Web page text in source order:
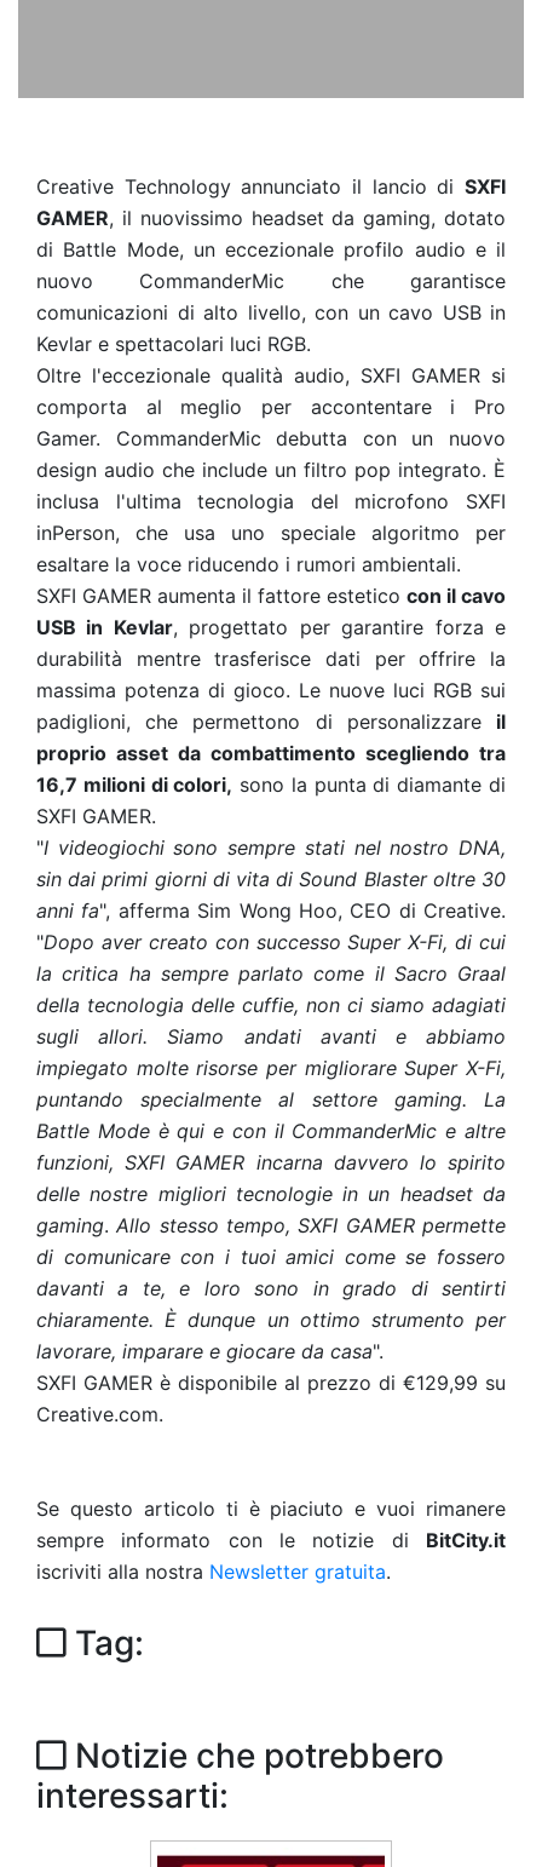
Creative Technology annunciato il lancio di SXFI
GAMER, il nuovissimo headset da gaming, dotato
di Battle Mode, un eccezionale profilo audio e il
nuovo CommanderMic che garantisce
comunicazioni di alto livello, con un cavo USB in
Kevlar e spettacolari luci RGB.
Oltre l'eccezionale qualità audio, SXFI GAMER si
comporta al meglio per accontentare i Pro
Gamer. CommanderMic debutta con un nuovo
design audio che include un filtro pop integrato. È
inclusa l'ultima tecnologia del microfono SXFI
inPerson, che usa uno speciale algoritmo per
esaltare la voce riducendo i rumori ambientali.
SXFI GAMER aumenta il fattore estetico con il cavo
USB in Kevlar, progettato per garantire forza e
durabilità mentre trasferisce dati per offrire la
massima potenza di gioco. Le nuove luci RGB sui
padiglioni, che permettono di personalizzare il
proprio asset da combattimento scegliendo tra
16,7 milioni di colori, sono la punta di diamante di
SXFI GAMER.
"I videogiochi sono sempre stati nel nostro DNA,
sin dai primi giorni di vita di Sound Blaster oltre 30
anni fa", afferma Sim Wong Hoo, CEO di Creative.
"Dopo aver creato con successo Super X-Fi, di cui
la critica ha sempre parlato come il Sacro Graal
della tecnologia delle cuffie, non ci siamo adagiati
sugli allori. Siamo andati avanti e abbiamo
impiegato molte risorse per migliorare Super X-Fi,
puntando specialmente al settore gaming. La
Battle Mode è qui e con il CommanderMic e altre
funzioni, SXFI GAMER incarna davvero lo spirito
delle nostre migliori tecnologie in un headset da
gaming.Allo stesso tempo, SXFI GAMER permette
di comunicare con i tuoi amici come se fossero
davanti a te, e loro sono in grado di sentirti
chiaramente. È dunque un ottimo strumento per
lavorare, imparare e giocare da casa".
SXFI GAMER è disponibile al prezzo di €129,99 su
Creative.com.
Se questo articolo ti è piaciuto e vuoi rimanere
sempre informato con le notizie di BitCity.it
iscriviti alla nostra Newsletter gratuita.
Tag:
Notizie che potrebbero
interessarti: